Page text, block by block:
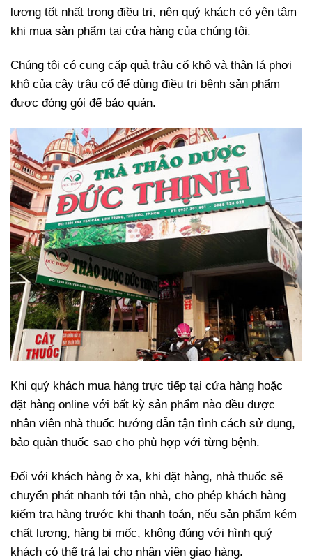
lượng tốt nhất trong điều trị, nên quý khách có yên tâm
khi mua sản phẩm tại cửa hàng của chúng tôi.
Chúng tôi có cung cấp quả trâu cổ khô và thân lá phơi
khô của cây trâu cổ để dùng điều trị bệnh sản phẩm
được đóng gói để bảo quản.
Khi quý khách mua hàng trực tiếp tại cửa hàng hoặc
đặt hàng online với bất kỳ sản phẩm nào đều được
nhân viên nhà thuốc hướng dẫn tận tình cách sử dụng,
bảo quản thuốc sao cho phù hợp với từng bệnh.
Đối với khách hàng ở xa, khi đặt hàng, nhà thuốc sẽ
chuyển phát nhanh tới tận nhà, cho phép khách hàng
kiểm tra hàng trước khi thanh toán, nếu sản phẩm kém
chất lượng, hàng bị mốc, không đúng với hình quý
khách có thể trả lại cho nhân viên giao hàng.